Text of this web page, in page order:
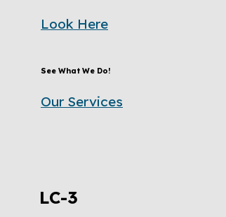
Look Here
See What We Do!
Our Services
LC-3